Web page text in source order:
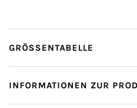
GRÖSSENTABELLE
INFORMATIONEN ZUR